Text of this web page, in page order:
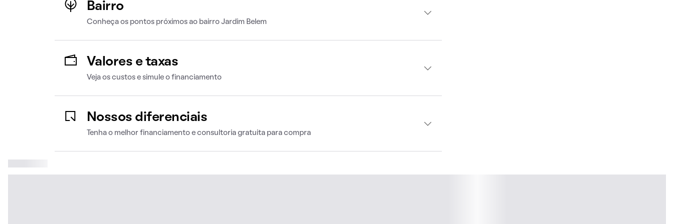
Bairro
Conheça os pontos próximos ao bairro Jardim Belem
Valores e taxas
Veja os custos e simule o financiamento
Nossos diferenciais
Tenha o melhor financiamento e consultoria gratuita para compra